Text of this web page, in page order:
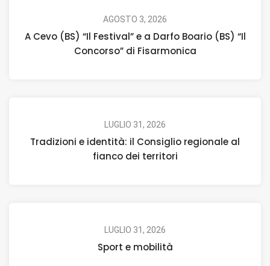
AGOSTO 3, 2026
A Cevo (BS) “Il Festival” e a Darfo Boario (BS) “Il
Concorso” di Fisarmonica
LUGLIO 31, 2026
Tradizioni e identità: il Consiglio regionale al
fianco dei territori
LUGLIO 31, 2026
Sport e mobilità